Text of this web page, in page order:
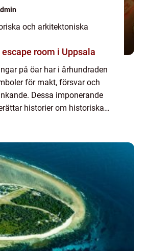
och arkitektoniska
room i Uppsala
på öar har i århundraden
för makt, försvar och
Dessa imponerande
historier om historiska